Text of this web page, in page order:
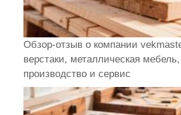
Обзор-отзыв о компании
верстаки, металлическая мебель,
производство и сервис